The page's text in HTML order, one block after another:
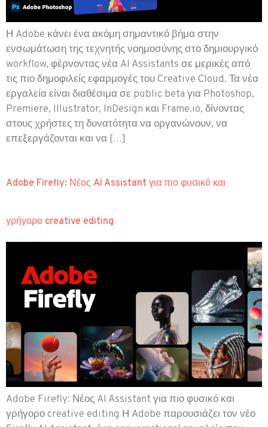
Η Adobe κάνει ένα ακόμη σημαντικό βήμα στην
ενσωμάτωση της τεχνητής νοημοσύνης στο δημιουργικό
workflow, φέρνοντας νέα AI Assistants σε μερικές από
τις πιο δημοφιλείς εφαρμογές του Creative Cloud. Τα νέα
εργαλεία είναι διαθέσιμα σε public beta για Photoshop,
Premiere, Illustrator, InDesign και Frame.io, δίνοντας
στους χρήστες τη δυνατότητα να οργανώνουν, να
επεξεργάζονται και να […]
Adobe Firefly: Νέος AI Assistant για πιο φυσικό και
γρήγορο creative editing
Adobe Firefly: Νέος AI Assistant για πιο φυσικό και
γρήγορο creative editing Η Adobe παρουσιάζει τον νέο